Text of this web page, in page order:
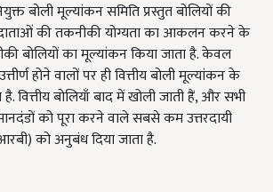
बोली मूल्यांकन समिति प्रस्तुत बोलियों की
की तकनीकी योग्यता का आकलन करने के
बोलियों का मूल्यांकन किया जाता है. केवल
होने वालों पर ही वित्तीय बोली मूल्यांकन के
वित्तीय बोलियाँ बाद में खोली जाती हैं, और सभी
को पूरा करने वाले सबसे कम उत्तरदायी
को अनुबंध दिया जाता है.